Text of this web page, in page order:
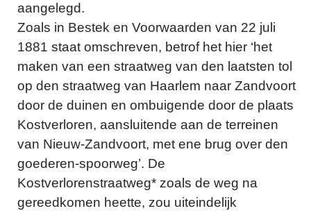
aangelegd.
Zoals in Bestek en Voorwaarden van 22 juli
1881 staat omschreven, betrof het hier ‘het
maken van een straatweg van den laatsten tol
op den straatweg van Haarlem naar Zandvoort
door de duinen en ombuigende door de plaats
Kostverloren, aansluitende aan de terreinen
van Nieuw-Zandvoort, met ene brug over den
goederen-spoorweg’. De
Kostverlorenstraatweg* zoals de weg na
gereedkomen heette, zou uiteindelijk